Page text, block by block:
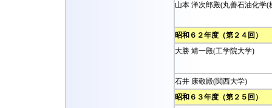
山本 洋次郎殿(丸善石油化学(
昭和６２年度（第２４回）
大勝 靖一殿(工学院大学)
石井 康敬殿(関西大学)
昭和６３年度（第２５回）